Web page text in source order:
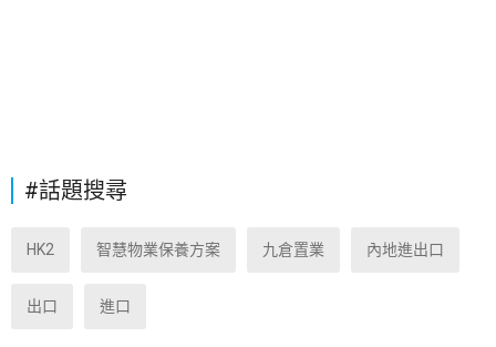
#話題搜尋
HK2 智慧物業保養方案 九倉置業 內地進出口
出口 進口